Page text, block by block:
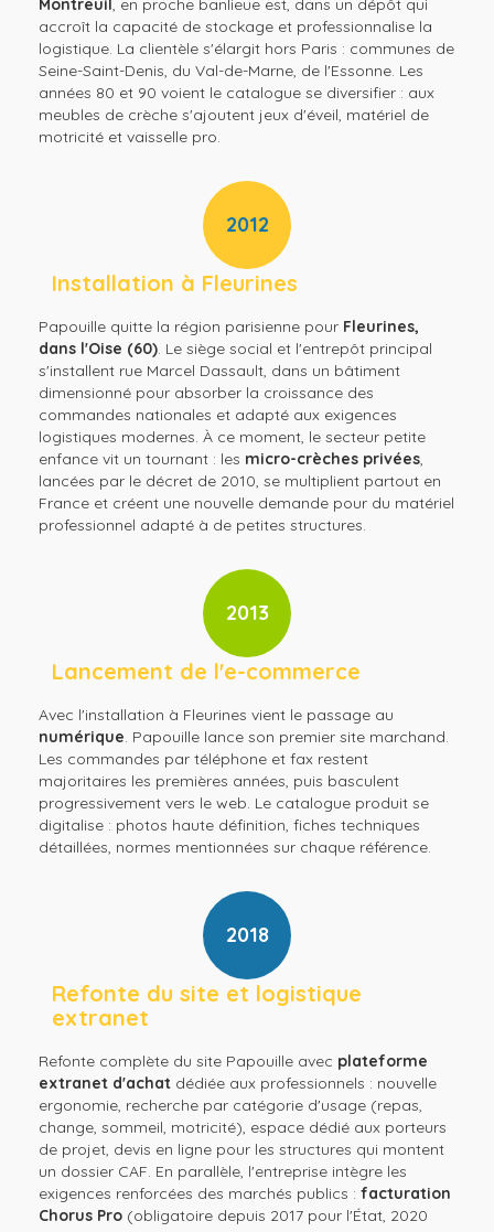
Montreuil, en proche banlieue est, dans un dépôt qui
accroît la capacité de stockage et professionnalise la
logistique. La clientèle s'élargit hors Paris : communes de
Seine-Saint-Denis, du Val-de-Marne, de l'Essonne. Les
années 80 et 90 voient le catalogue se diversifier : aux
meubles de crèche s'ajoutent jeux d'éveil, matériel de
motricité et vaisselle pro.
2012
Installation à Fleurines
Papouille quitte la région parisienne pour Fleurines,
dans l'Oise (60). Le siège social et l'entrepôt principal
s'installent rue Marcel Dassault, dans un bâtiment
dimensionné pour absorber la croissance des
commandes nationales et adapté aux exigences
logistiques modernes. À ce moment, le secteur petite
enfance vit un tournant : les micro-crèches privées,
lancées par le décret de 2010, se multiplient partout en
France et créent une nouvelle demande pour du matériel
professionnel adapté à de petites structures.
2013
Lancement de l'e-commerce
Avec l'installation à Fleurines vient le passage au
numérique. Papouille lance son premier site marchand.
Les commandes par téléphone et fax restent
majoritaires les premières années, puis basculent
progressivement vers le web. Le catalogue produit se
digitalise : photos haute définition, fiches techniques
détaillées, normes mentionnées sur chaque référence.
2018
Refonte du site et logistique
extranet
Refonte complète du site Papouille avec plateforme
extranet d'achat dédiée aux professionnels : nouvelle
ergonomie, recherche par catégorie d'usage (repas,
change, sommeil, motricité), espace dédié aux porteurs
de projet, devis en ligne pour les structures qui montent
un dossier CAF. En parallèle, l'entreprise intègre les
exigences renforcées des marchés publics : facturation
Chorus Pro (obligatoire depuis 2017 pour l'État, 2020